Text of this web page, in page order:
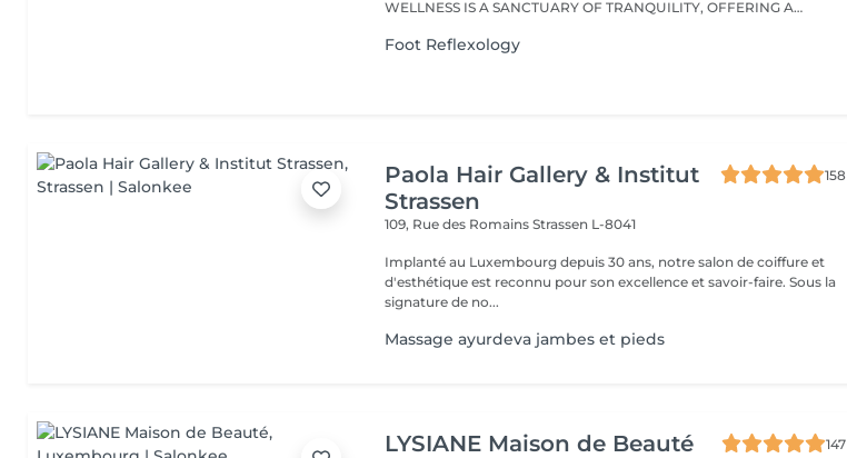
WELLNESS IS A SANCTUARY OF TRANQUILITY, OFFERING A
Foot Reflexology
Paola Hair Gallery & Institut
Strassen
158
109, Rue des RomainsStrassen L-8041
Implanté au Luxembourg depuis 30 ans, notre salon de coiffure et
d'esthétique est reconnu pour son excellence et savoir-faire. Sous la
signature de no...
Massage ayurdeva jambes et pieds
LYSIANE Maison de Beauté
147